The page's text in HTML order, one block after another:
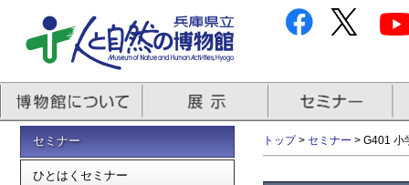
セミナー
ひとはくセミナー
トップ> セミナー > G401 小